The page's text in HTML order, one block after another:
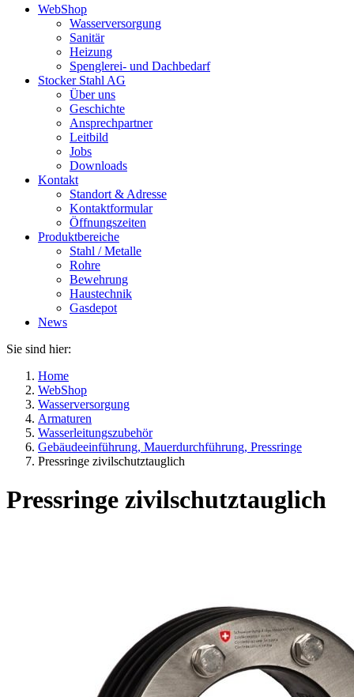
WebShop
Wasserversorgung
Sanitär
Heizung
Spenglerei- und Dachbedarf
Stocker Stahl AG
Über uns
Geschichte
Ansprechpartner
Leitbild
Jobs
Downloads
Kontakt
Standort & Adresse
Kontaktformular
Öffnungszeiten
Produktbereiche
Stahl / Metalle
Rohre
Bewehrung
Haustechnik
Gasdepot
News
Sie sind hier:
Home
WebShop
Wasserversorgung
Armaturen
Wasserleitungszubehör
Gebäudeeinführung, Mauerdurchführung, Pressringe
Pressringe zivilschutztauglich
Pressringe zivilschutztauglich